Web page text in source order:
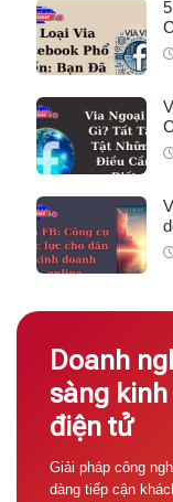
Doanh
sàng
điện tử
Giải pháp công
dàng tiếp cận